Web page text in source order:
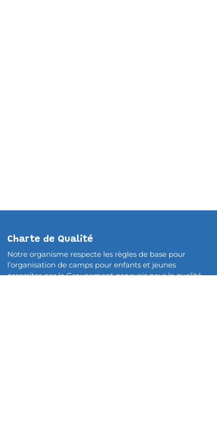
Charte de Qualité
Notre organisme respecte les règles de base pour
l’organisation de camps pour enfants et jeunes
prescrites par le Groupement genevois pour la qualité